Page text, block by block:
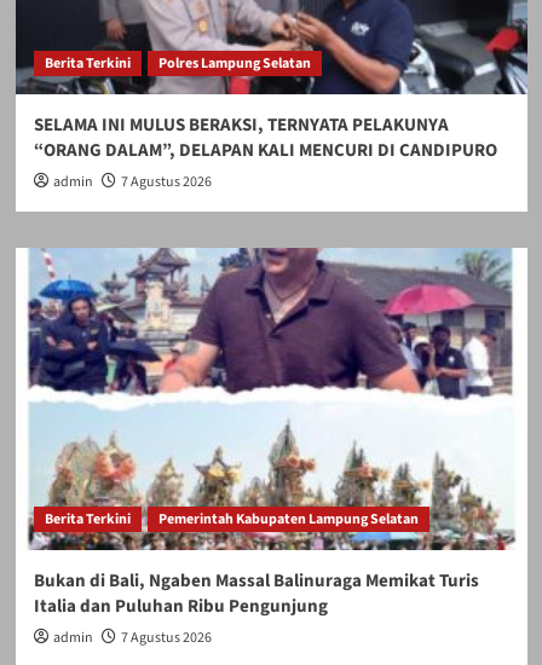
Berita Terkini Polres Lampung Selatan
SELAMA INI MULUS BERAKSI, TERNYATA PELAKUNYA
“ORANG DALAM”, DELAPAN KALI MENCURI DI CANDIPURO
admin 7 Agustus 2026
Berita Terkini Pemerintah Kabupaten Lampung Selatan
Bukan di Bali, Ngaben Massal Balinuraga Memikat Turis
Italia dan Puluhan Ribu Pengunjung
admin 7 Agustus 2026